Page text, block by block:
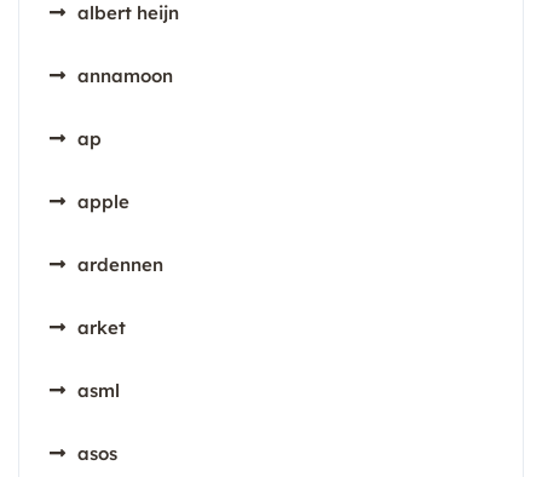
albert heijn
annamoon
ap
apple
ardennen
arket
asml
asos